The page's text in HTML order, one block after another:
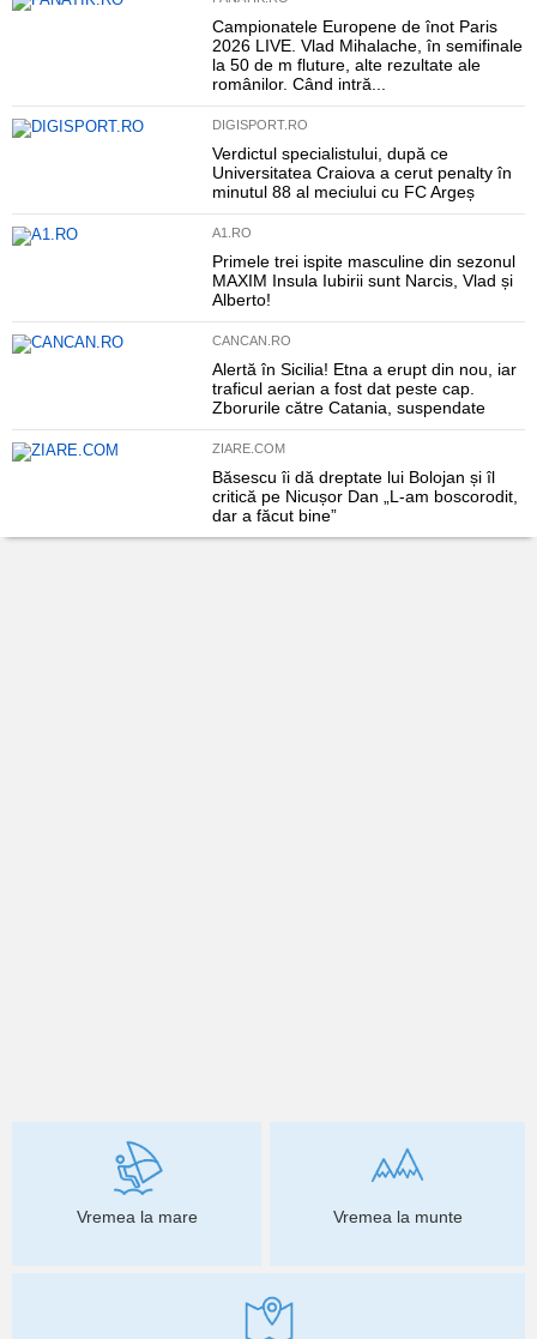
Campionatele Europene de înot Paris
2026 LIVE. Vlad Mihalache, în semifinale
la 50 de m fluture, alte rezultate ale
românilor. Când intră...
DIGISPORT.RO
Verdictul specialistului, după ce
Universitatea Craiova a cerut penalty în
minutul 88 al meciului cu FC Argeș
A1.RO
Primele trei ispite masculine din sezonul
MAXIM Insula Iubirii sunt Narcis, Vlad și
Alberto!
CANCAN.RO
Alertă în Sicilia! Etna a erupt din nou, iar
traficul aerian a fost dat peste cap.
Zborurile către Catania, suspendate
ZIARE.COM
Băsescu îi dă dreptate lui Bolojan și îl
critică pe Nicușor Dan „L-am boscorodit,
dar a făcut bine”
Vremea la mare Vremea la munte